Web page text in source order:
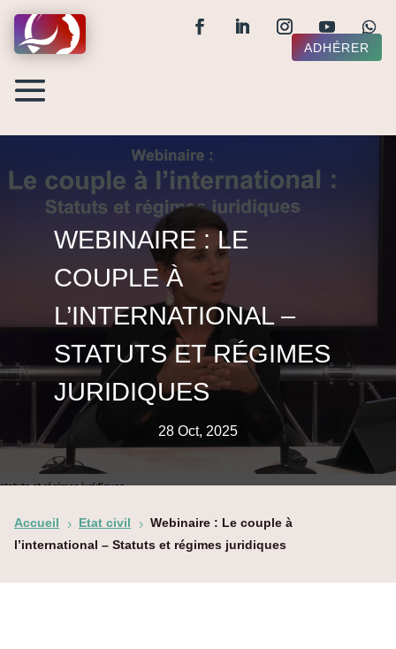
ADHÉRER
WEBINAIRE : LE
COUPLE À
L’INTERNATIONAL –
STATUTS ET RÉGIMES
JURIDIQUES
28 Oct, 2025
Accueil 5 Etat civil 5 Webinaire : Le couple à
l’international – Statuts et régimes juridiques